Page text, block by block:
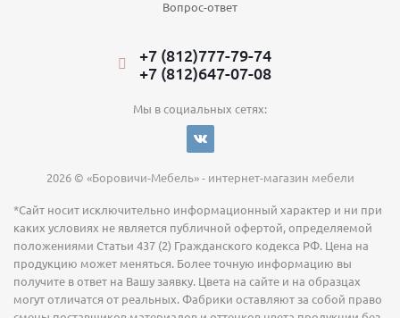
Вопрос-ответ
+7 (812)777-79-74
+7 (812)647-07-08
Мы в социальных сетях:
2026 © «Боровичи-Мебель» - интернет-магазин мебели
*Сайт носит исключительно информационный характер и ни при
каких условиях не является публичной офертой, определяемой
положениями Статьи 437 (2) Гражданского кодекса РФ. Цена на
продукцию может меняться. Более точную информацию вы
получите в ответ на Вашу заявку. Цвета на сайте и на образцах
могут отличатся от реальных. Фабрики оставляют за собой право